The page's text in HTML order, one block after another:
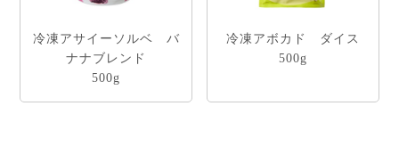
冷凍アサイーソルベ バ
ナナブレンド
500g
冷凍アボカド ダイス
500g